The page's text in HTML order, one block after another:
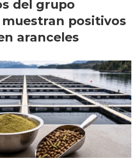
del grupo
muestran positivos
aranceles